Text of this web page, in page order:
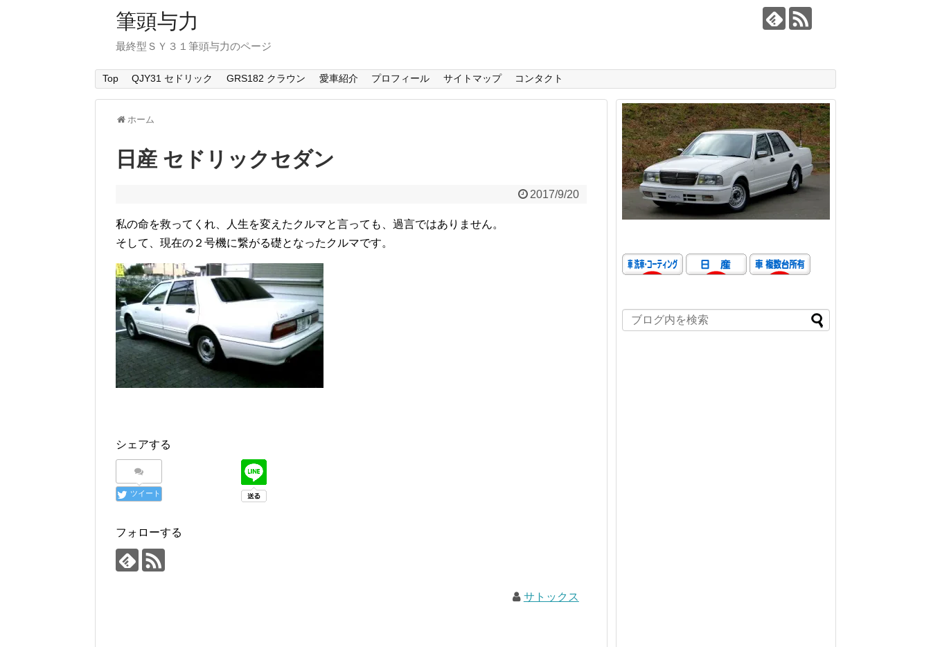
筆頭与力
最終型ＳＹ３１筆頭与力のページ
Top QJY31 セドリック GRS182 クラウン 愛車紹介 プロフィール サイトマップ コンタクト
ホーム
日産 セドリックセダン
2017/9/20
私の命を救ってくれ、人生を変えたクルマと言っても、過言ではありません。
そして、現在の２号機に繋がる礎となったクルマです。
シェアする
ツイート
フォローする
サトックス